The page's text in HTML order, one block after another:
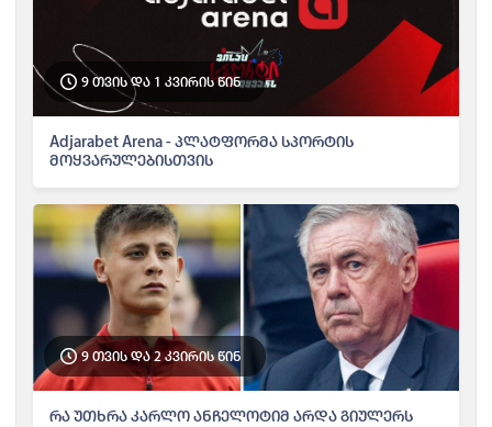
9 თვის და 1 კვირის წინ
Adjarabet Arena - პლატფორმა სპორტის
მოყვარულებისთვის
9 თვის და 2 კვირის წინ
რა უთხრა კარლო ანჩელოტიმ არდა გიულერს